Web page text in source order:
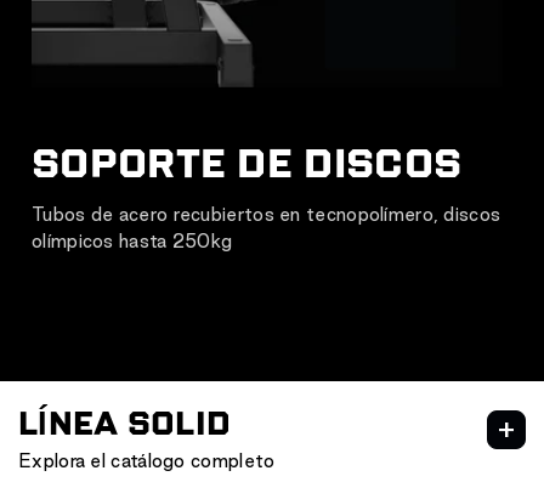
SOPORTE DE DISCOS
Tubos de acero recubiertos en tecnopolímero, discos
olímpicos hasta 250kg
Explora el catálogo completo
LÍNEA SOLID